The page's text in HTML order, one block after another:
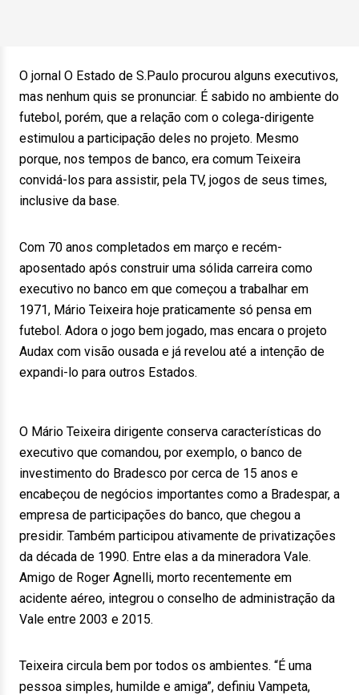
O jornal O Estado de S.Paulo procurou alguns executivos,
mas nenhum quis se pronunciar. É sabido no ambiente do
futebol, porém, que a relação com o colega-dirigente
estimulou a participação deles no projeto. Mesmo
porque, nos tempos de banco, era comum Teixeira
convidá-los para assistir, pela TV, jogos de seus times,
inclusive da base.
Com 70 anos completados em março e recém-
aposentado após construir uma sólida carreira como
executivo no banco em que começou a trabalhar em
1971, Mário Teixeira hoje praticamente só pensa em
futebol. Adora o jogo bem jogado, mas encara o projeto
Audax com visão ousada e já revelou até a intenção de
expandi-lo para outros Estados.
O Mário Teixeira dirigente conserva características do
executivo que comandou, por exemplo, o banco de
investimento do Bradesco por cerca de 15 anos e
encabeçou de negócios importantes como a Bradespar, a
empresa de participações do banco, que chegou a
presidir. Também participou ativamente de privatizações
da década de 1990. Entre elas a da mineradora Vale.
Amigo de Roger Agnelli, morto recentemente em
acidente aéreo, integrou o conselho de administração da
Vale entre 2003 e 2015.
Teixeira circula bem por todos os ambientes. “É uma
pessoa simples, humilde e amiga”, definiu Vampeta,